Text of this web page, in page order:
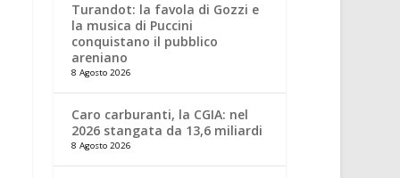
Turandot: la favola di Gozzi e
la musica di Puccini
conquistano il pubblico
areniano
8 Agosto 2026
Caro carburanti, la CGIA: nel
2026 stangata da 13,6 miliardi
8 Agosto 2026